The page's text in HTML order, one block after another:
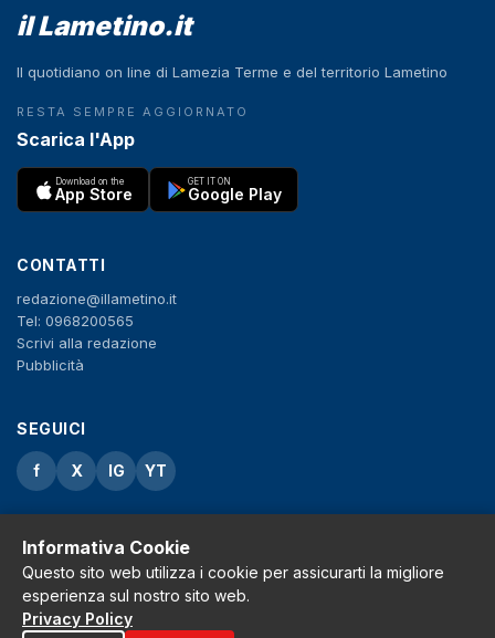
il Lametino.it
Il quotidiano on line di Lamezia Terme e del territorio Lametino
RESTA SEMPRE AGGIORNATO
Scarica l'App
Download on the
App Store
GET IT ON
Google Play
CONTATTI
redazione@illametino.it
Tel: 0968200565
Scrivi alla redazione
Pubblicità
SEGUICI
f X IG YT
Privacy Policy
Cookie Policy
Note legali
La Redazione
Informativa Cookie
Questo sito web utilizza i cookie per assicurarti la migliore
esperienza sul nostro sito web.
Privacy Policy